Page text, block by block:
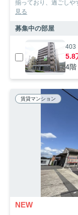
揃っており、過ごしや
見る
募集中の部屋
403
5.8
4階
賃貸マンション
NEW